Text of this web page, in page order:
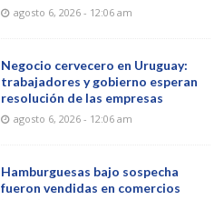
agosto 6, 2026 - 12:06 am
Negocio cervecero en Uruguay:
trabajadores y gobierno esperan
resolución de las empresas
agosto 6, 2026 - 12:06 am
Hamburguesas bajo sospecha
fueron vendidas en comercios